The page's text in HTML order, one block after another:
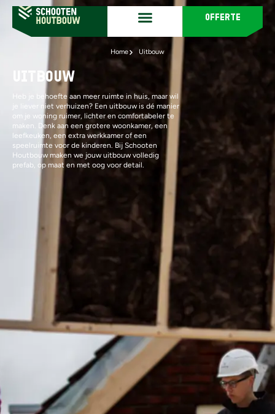
offerte
Home Uitbouw
Uitbouw
Heb je behoefte aan meer ruimte in huis, maar wil
je liever niet verhuizen? Een uitbouw is dé manier
om je woning ruimer, lichter en comfortabeler te
maken. Denk aan een grotere woonkamer, een
leefkeuken, een extra werkkamer of een
speelruimte voor de kinderen. Bij Schooten
Houtbouw maken we jouw uitbouw volledig
prefab, op maat en met oog voor detail.